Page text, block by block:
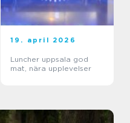
19. april 2026
Luncher uppsala god
mat, nära upplevelser